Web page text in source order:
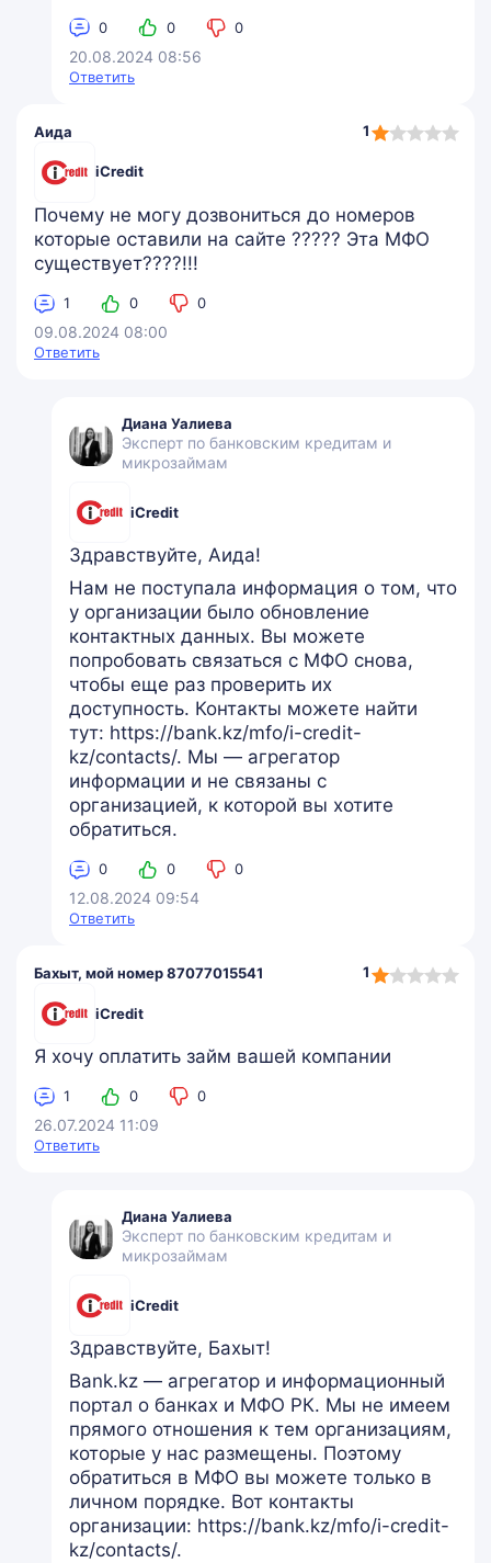
0 0 0
20.08.2024 08:56
Ответить
Аида
iCredit
1
1,0
Почему не могу дозвониться до номеров
которые оставили на сайте ????? Эта МФО
существует????!!!
1 0 0
09.08.2024 08:00
Ответить
Диана Уалиева
Эксперт по банковским кредитам и
микрозаймам
iCredit
Здравствуйте, Аида!
Нам не поступала информация о том, что
у организации было обновление
контактных данных. Вы можете
попробовать связаться с МФО снова,
чтобы еще раз проверить их
доступность. Контакты можете найти
тут: https://bank.kz/mfo/i-credit-
kz/contacts/. Мы — агрегатор
информации и не связаны с
организацией, к которой вы хотите
обратиться.
0 0 0
12.08.2024 09:54
Ответить
Бахыт, мой номер 87077015541
iCredit
1
1,0
rating
Я хочу оплатить займ вашей компании
1 0 0
26.07.2024 11:09
Ответить
Диана Уалиева
Эксперт по банковским кредитам и
микрозаймам
iCredit
Здравствуйте, Бахыт!
Bank.kz — агрегатор и информационный
портал о банках и МФО РК. Мы не имеем
прямого отношения к тем организациям,
которые у нас размещены. Поэтому
обратиться в МФО вы можете только в
личном порядке. Вот контакты
организации: https://bank.kz/mfo/i-credit-
kz/contacts/.